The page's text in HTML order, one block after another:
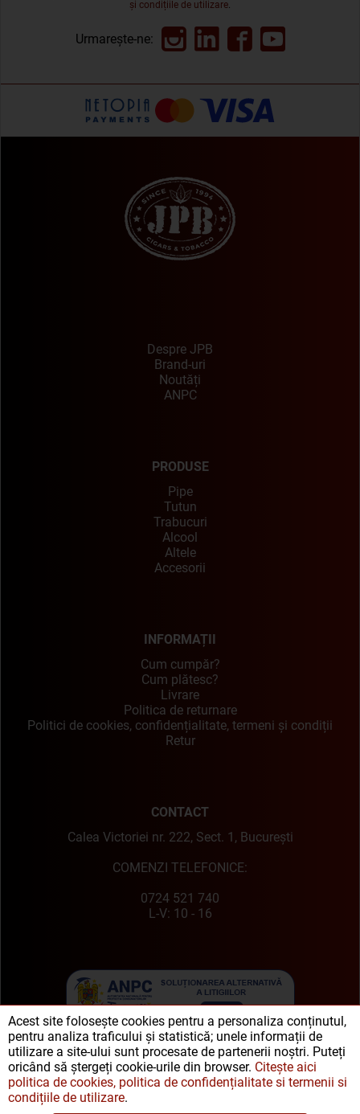
și condițiile de utilizare.
Urmarește-ne:
Despre JPB
Brand-uri
Noutăți
ANPC
PRODUSE
Pipe
Tutun
Trabucuri
Alcool
Altele
Accesorii
INFORMAȚII
Cum cumpăr?
Cum plătesc?
Livrare
Politica de returnare
Politici de cookies, confidențialitate, termeni și condiții
Retur
CONTACT
Calea Victoriei nr. 222, Sect. 1, București
COMENZI TELEFONICE:
0724 521 740
L-V: 10 - 16
Acest site folosește cookies pentru a personaliza conținutul,
pentru analiza traficului și statistică; unele informații de
utilizare a site-ului sunt procesate de partenerii noștri. Puteți
oricând să ștergeți cookie-urile din browser. Citește aici
politica de cookies, politica de confidențialitate si termenii si
condițiile de utilizare.